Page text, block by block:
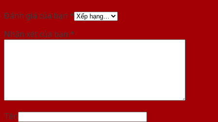
Đánh giá của bạn *
Nhận xét của bạn *
Tên